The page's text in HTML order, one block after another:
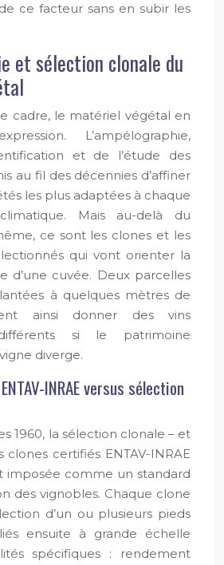
ce facteur sans en subir les
et sélection clonale du
cadre, le matériel végétal en
L’ampélographie,
et de l’étude des
au fil des décennies d’affiner
les plus adaptées à chaque
Mais au-delà du
ce sont les clones et les
qui vont orienter la
d’une cuvée. Deux parcelles
à quelques mètres de
ainsi donner des vins
si le patrimoine
diverge.
INRAE versus sélection
1960, la sélection clonale – et
certifiés ENTAV-INRAE
imposée comme un standard
des vignobles. Chaque clone
d’un ou plusieurs pieds
ensuite à grande échelle
spécifiques : rendement